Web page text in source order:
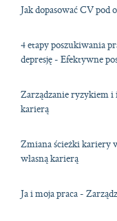
Jak dopasować CV
4 etapy poszukiwania
depresję - Efektywne
Zarządzanie ryzykiem i
karierą
Zmiana ścieżki kariery
własną karierą
Ja i moja praca -